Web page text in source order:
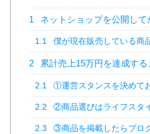
1 ネットショップを公開し
1.1 僕が現在販売している商
2 累計売上15万円を達成す
2.1 ①運営スタンスを決めて
2.2 ②商品選びはライフスタ
2.3 ③商品を掲載したらブロ